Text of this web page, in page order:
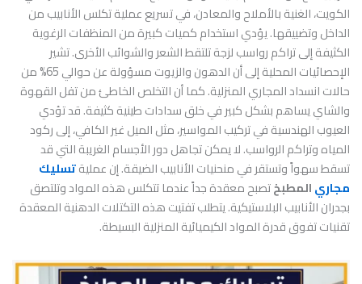
الكويت، الغنية بالأملاح والمعادن، في تسريع عملية تكلس الأنابيب من
الداخل وتضييقها. يؤدي استخدام كميات كبيرة من المنظفات الرغوية
الكثيفة إلى تراكم رواسب لزجة تلتقط الشعر والشوائب الأخرى. تشير
الإحصائيات المحلية إلى أن الدهون والزيوت مسؤولة عن حوالي 65% من
حالات انسداد المجاري المنزلية. كما أن التخلص الخاطئ من تفل القهوة
والشاي يساهم بشكل كبير في خلق سدادات طينية كثيفة. قد تؤدي
العيوب الهندسية في تركيب المواسير، مثل الميل غير الكافي، إلى ركود
المياه وتراكم الرواسب. لا يمكن تجاهل دور الأجسام الغريبة التي قد
تسقط سهواً وتستقر في منحنيات الأنابيب الضيقة. إن عمليةتسليك
مجاريالمطبختصبح معقدة جداً عندما تتكلس هذه المواد وتلتصق
بجدران الأنابيب البلاستيكية. يتطلب تفتيت هذه التكتلات الدهنية المعقدة
تقنيات تفوق قدرة المواد الكيميائية المنزلية البسيطة.